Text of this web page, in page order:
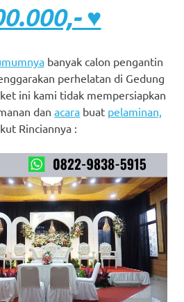
♥
banyak calon pengantin
perhelatan di Gedung
ini kami tidak mempersiapkan
dan acara buat pelaminan,
Rinciannya :